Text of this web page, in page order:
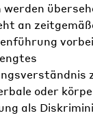
werden
an
oder
als